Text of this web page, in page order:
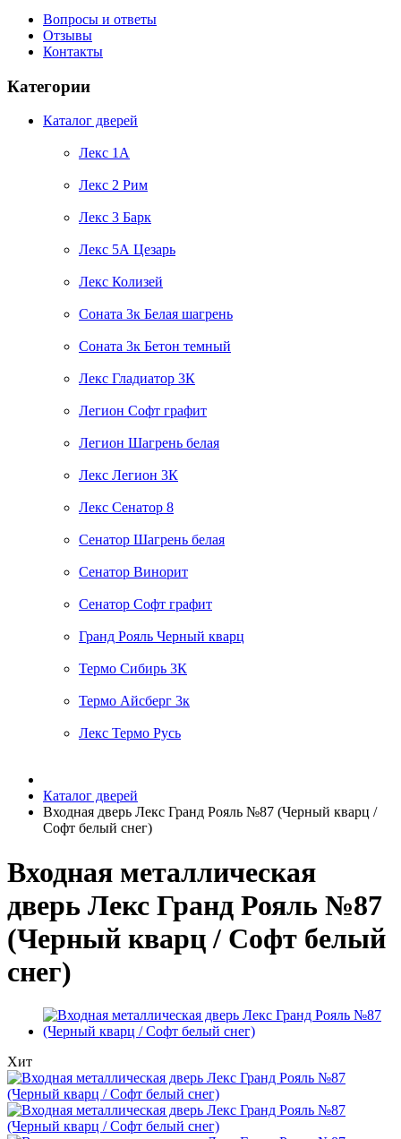
Вопросы и ответы
Отзывы
Контакты
Категории
Каталог дверей
Лекс 1А
Лекс 2 Рим
Лекс 3 Барк
Лекс 5А Цезарь
Лекс Колизей
Соната 3к Белая шагрень
Соната 3к Бетон темный
Лекс Гладиатор 3К
Легион Софт графит
Легион Шагрень белая
Лекс Легион 3К
Лекс Сенатор 8
Сенатор Шагрень белая
Сенатор Винорит
Сенатор Софт графит
Гранд Рояль Черный кварц
Термо Сибирь 3К
Термо Айсберг 3к
Лекс Термо Русь
Каталог дверей
Входная дверь Лекс Гранд Рояль №87 (Черный кварц /
Софт белый снег)
Входная металлическая
дверь Лекс Гранд Рояль №87
(Черный кварц / Софт белый
снег)
Хит